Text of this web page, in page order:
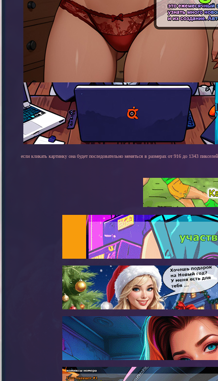
если кликать картинку она будет последовательно меняться в размерах от 916 до 1343